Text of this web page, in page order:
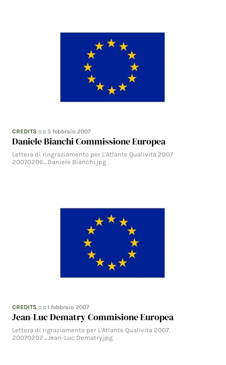
CREDITS :: :: 5 febbraio 2007
Daniele Bianchi Commissione Europea
Lettera di ringraziamento per L'Atlante Qualivita 2007
20070206_Daniele Bianchi.jpg
CREDITS :: ::1 febbraio 2007
Jean-Luc Dematry Commisione Europea
Lettera di rigraziamento per L'Atlante Qualivita 2007.
20070202_Jean-Luc Dematry.jpg